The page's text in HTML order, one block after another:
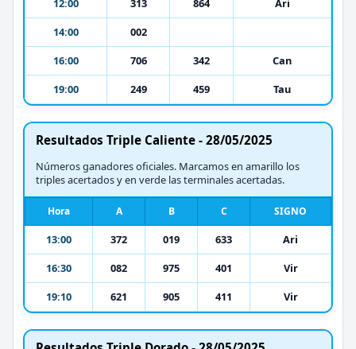
12:00
313 864
Ari
14:00
002
16:00
706 342
Can
19:00
249 459 Tau
Resultados Triple Caliente - 28/05/2025
Números ganadores oficiales. Marcamos en amarillo los
triples acertados y en verde las terminales acertadas.
Hora A B C SIGNO
13:00 372 019 633
Ari
16:30
082 975 401
Vir
19:10
621 905 411 Vir